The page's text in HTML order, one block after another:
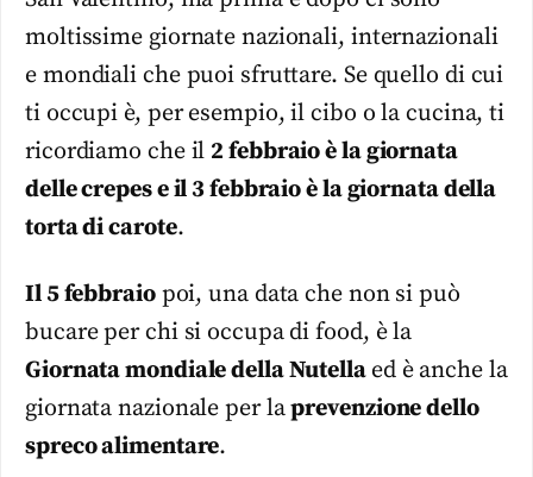
moltissime giornate nazionali, internazionali
e mondiali che puoi sfruttare. Se quello di cui
ti occupi è, per esempio, il cibo o la cucina, ti
ricordiamo che il 2 febbraio è la giornata
delle crepes e il 3 febbraio è la giornata della
torta di carote.
Il 5 febbraiopoi, una data che non si può
bucare per chi si occupa di food, è la
Giornata mondiale della Nutella ed è anche la
giornata nazionale per laprevenzione dello
spreco alimentare.